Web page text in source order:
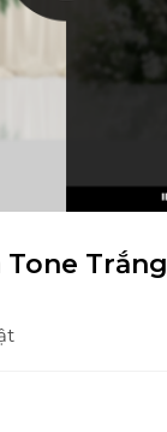
Tone Trắng